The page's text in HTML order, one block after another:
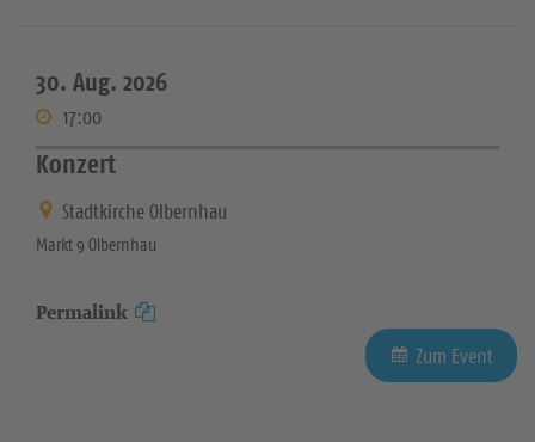
30. Aug. 2026
17:00
Konzert
Stadtkirche Olbernhau
Markt 9 Olbernhau
Permalink
Zum Event